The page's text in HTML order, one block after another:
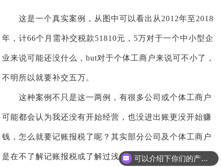
这是一个真实案例，从图中可以看出从2012年至2018
年，计66个月需补交税款51810元，5万对于一个中小型企
业来说可能还没什么，but对于个体工商户来说可不小了，
不明所以就要补交五万。
这种案例不只是这一两例，有很多公司或个体工商户
可能都会认为我还没有开始经营，也没进出账更没开始赚
钱，怎么就要记账报税了呢？其实部分公司及个体工商户
是在不了解记账报税或了解过浅的情况下才会有意无意的
可以介绍下你们的产品么